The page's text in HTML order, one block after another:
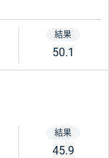
50.1
45.9